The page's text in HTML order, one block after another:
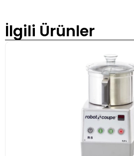
İlgili Ürünler